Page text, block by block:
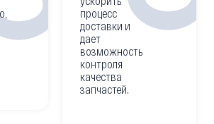
процесс
доставки и
дает
возможность
контроля
качества
запчастей.